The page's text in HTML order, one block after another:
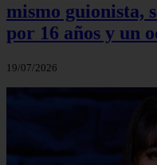
mismo guionista,
por 16 años y un
19/07/2026